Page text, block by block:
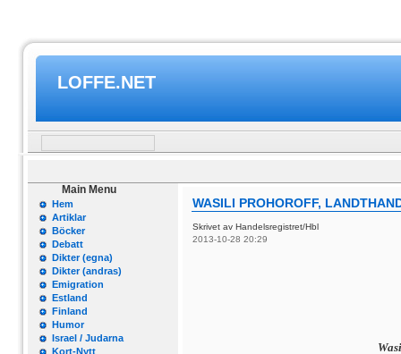
LOFFE.NET
Main Menu
Hem
Artiklar
Böcker
Debatt
Dikter (egna)
Dikter (andras)
Emigration
Estland
Finland
Humor
Israel / Judarna
Kort-Nytt
WASILI PROHOROFF,
Skrivet av Handelsregistret/Hbl
2013-10-28 20:29